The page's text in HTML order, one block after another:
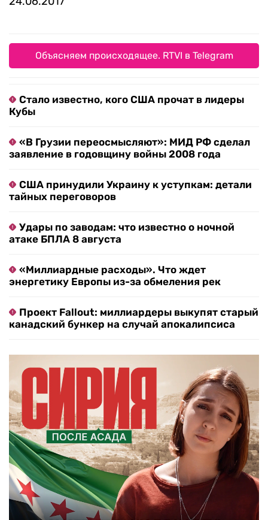
Объясняем происходящее. RTVI в Telegram
Стало известно, кого США прочат в лидеры
Кубы
«В Грузии переосмысляют»: МИД РФ сделал
заявление в годовщину войны 2008 года
США принудили Украину к уступкам: детали
тайных переговоров
Удары по заводам: что известно о ночной
атаке БПЛА 8 августа
«Миллиардные расходы». Что ждет
энергетику Европы из-за обмеления рек
Проект Fallout: миллиардеры выкупят старый
канадский бункер на случай апокалипсиса